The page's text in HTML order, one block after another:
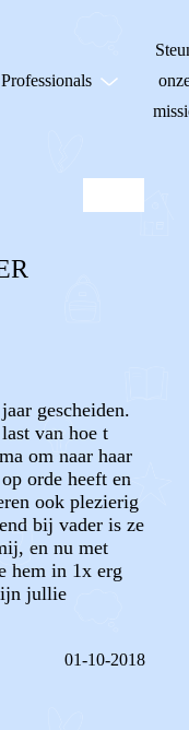
Professionals
gescheiden.
van hoe t
om naar haar
orde heeft en
ook plezierig
bij vader is ze
en nu met
hem in 1x erg
jullie
01-10-2018